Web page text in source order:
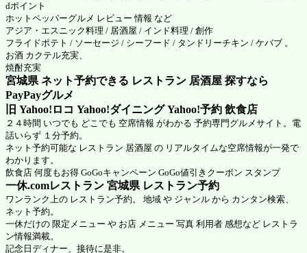
dポイント
ホットペッパーグルメ レビュー 情報 など
アジア・エスニック料理 / 居酒屋 / インド料理 / 創作
フライドポテト / ソーセージ / シーフード / タンドリーチキン / ケバブ 。
お酒 カクテル充実、
焼酎充実
宮城県 ネット予約できる レストラン 居酒屋 探すなら
PayPayグルメ
旧 Yahoo!ロコ Yahoo!ダイニング Yahoo!予約 飲食店
２４時間 いつでも どこでも 空席情報 がわかる 予約専門グルメサイト。電
話いらず １分予約。
ネット予約可能な レストラン 居酒屋 の リアルタイムな空席情報が一発で
わかります。
飲食店 何度もお得 GoGoキャンペーン GoGo値引きクーポン スタンプ
一休.comレストラン 宮城県 レストラン予約
ワンランク上の レストラン予約。 地域 や ジャンル から カンタン検索、
ネット予約。
一休だけの 限定メニュー や お店 メニュー 写真 利用者 感想など レストラ
ン情報満載。
記念日ディナー、接待に是非。